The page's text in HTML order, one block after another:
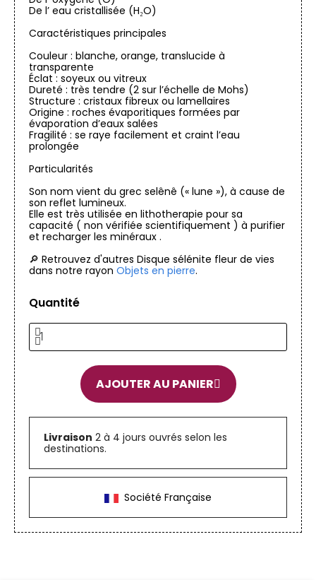
De l’ eau cristallisée (H₂O)
Caractéristiques principales
Couleur : blanche, orange, translucide à
transparente
Éclat : soyeux ou vitreux
Dureté : très tendre (2 sur l’échelle de Mohs)
Structure : cristaux fibreux ou lamellaires
Origine : roches évaporitiques formées par
évaporation d’eaux salées
Fragilité : se raye facilement et craint l’eau
prolongée
Particularités
Son nom vient du grec selênê (« lune »), à cause de
son reflet lumineux.
Elle est très utilisée en lithotherapie pour sa
capacité ( non vérifiée scientifiquement ) à purifier
et recharger les minéraux .
🔎 Retrouvez d'autres Disque sélénite fleur de vies
dans notre rayon Objets en pierre.
Quantité
AJOUTER AU PANIER
Livraison 2 à 4 jours ouvrés selon les
destinations.
Société Française